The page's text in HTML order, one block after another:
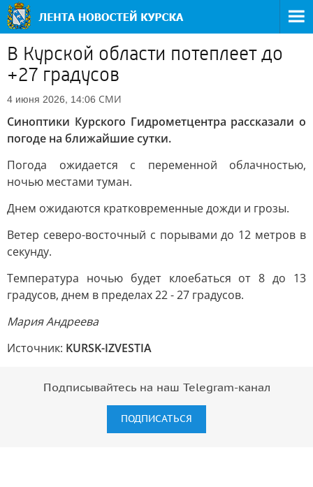
В Курской области потеплеет до
+27 градусов
4 июня 2026, 14:06 СМИ
Синоптики Курского Гидрометцентра рассказали о
погоде на ближайшие сутки.
Погода ожидается с переменной облачностью,
ночью местами туман.
Днем ожидаются кратковременные дожди и грозы.
Ветер северо-восточный с порывами до 12 метров в
секунду.
Температура ночью будет клоебаться от 8 до 13
градусов, днем в пределах 22 - 27 градусов.
Мария Андреева
Источник: KURSK-IZVESTIA
Подписывайтесь на наш Telegram-канал
ПОДПИСАТЬСЯ